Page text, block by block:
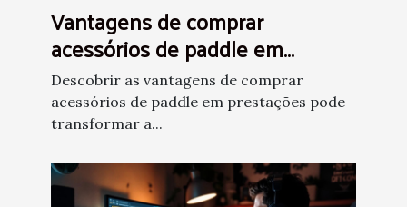
Vantagens de comprar
acessórios de paddle em
prestações
Descobrir as vantagens de comprar
acessórios de paddle em prestações pode
transformar a...